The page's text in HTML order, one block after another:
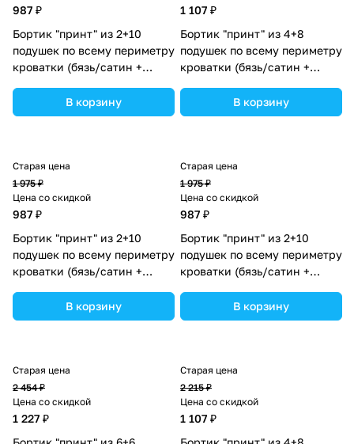
987 ₽
Бортик "принт" из 2+10
подушек по всему периметру
кроватки (бязь/сатин +
цвета в ассортименте.
В корзину
1 107 ₽
Бортик "принт" из 4+8
подушек по всему периметру
кроватки (бязь/сатин +
цвета в ассортименте.
В корзину
Старая цена
1 975 ₽
Цена со скидкой
987 ₽
Бортик "принт" из 2+10
подушек по всему периметру
кроватки (бязь/сатин +
цвета в ассортименте.
В корзину
Старая цена
1 975 ₽
Цена со скидкой
987 ₽
Бортик "принт" из 2+10
подушек по всему периметру
кроватки (бязь/сатин +
цвета в ассортименте.
В корзину
Старая цена
2 454 ₽
Цена со скидкой
1 227 ₽
Старая цена
2 215 ₽
Цена со скидкой
1 107 ₽